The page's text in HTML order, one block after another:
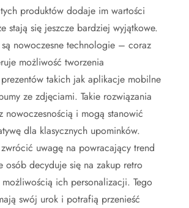
produktów dodaje im wartości
stają się jeszcze bardziej wyjątkowe.
są nowoczesne technologie – coraz
możliwość tworzenia
takich jak aplikacje mobilne
ze zdjęciami. Takie rozwiązania
nowoczesnością i mogą stanowić
dla klasycznych upominków.
uwagę na powracający trend
osób decyduje się na zakup retro
ich personalizacji. Tego
swój urok i potrafią przenieść